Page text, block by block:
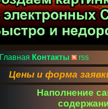
Главная Контакты rss
Цены и форма
Наполнение